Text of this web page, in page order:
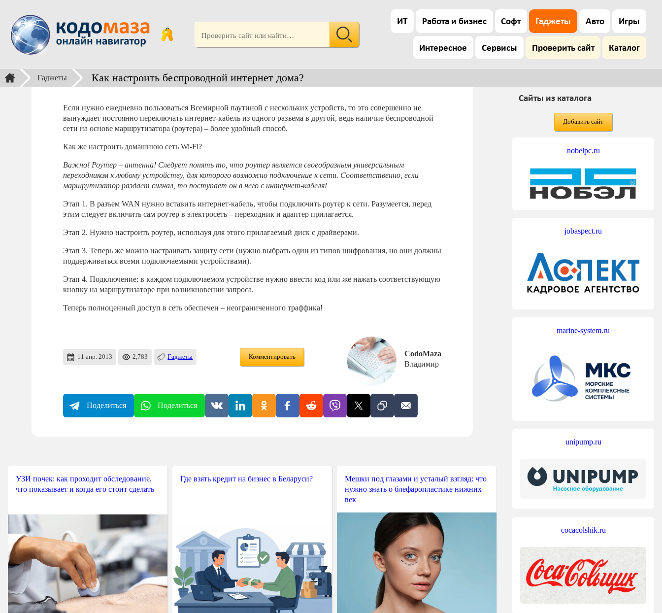
ИТ Работа и бизнес Софт Гаджеты Авто Игры
Интересное Сервисы Проверить сайт Каталог
Гаджеты Как настроить беспроводной интернет дома?
Если нужно ежедневно пользоваться Всемирной паутиной с нескольких устройств, то это совершенно не
вынуждает постоянно переключать интернет-кабель из одного разъема в другой, ведь наличие беспроводной
сети на основе маршрутизатора (роутера) – более удобный способ.
Как же настроить домашнюю сеть Wi-Fi?
Важно! Роутер – антенна! Следует понять то, что роутер является своеобразным универсальным
переходником к любому устройству, для которого возможно подключение к сети. Соответственно, если
маршрутизатор раздает сигнал, то поступает он в него с интернет-кабеля!
Этап 1. В разъем WAN нужно вставить интернет-кабель, чтобы подключить роутер к сети. Разумеется, перед
этим следует включить сам роутер в электросеть – переходник и адаптер прилагается.
Этап 2. Нужно настроить роутер, используя для этого прилагаемый диск с драйверами.
Этап 3. Теперь же можно настраивать защиту сети (нужно выбрать один из типов шифрования, но они должны
поддерживаться всеми подключаемыми устройствами).
Этап 4. Подключение: в каждом подключаемом устройстве нужно ввести код или же нажать соответствующую
кнопку на маршрутизаторе при возникновении запроса.
Теперь полноценный доступ в сеть обеспечен – неограниченного траффика!
11 апр. 2013 2,783 Гаджеты Комментировать
CodoMaza
Владимир
Поделиться Поделиться
УЗИ почек: как проходит обследование,
что показывает и когда его стоит сделать
Где взять кредит на бизнес в Беларуси?
Мешки под глазами и усталый взгляд: что
нужно знать о блефаропластике нижних
век
Сайты из каталога
Добавить сайт
nobelpc.ru
jobaspect.ru
marine-system.ru
unipump.ru
cocacolshik.ru